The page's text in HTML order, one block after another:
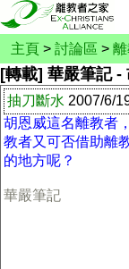
主頁 > 討論區 >
[轉載] 華嚴筆記 -
抽刀斷水 2007/6/
胡恩威這名離教者
教者又可否借助離
的地方呢？
華嚴筆記